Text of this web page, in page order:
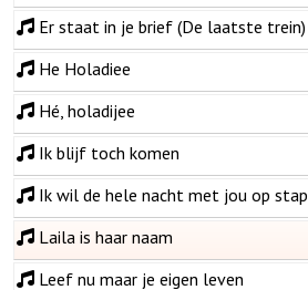
Er staat in je brief (De laatste trein)
He Holadiee
Hé, holadijee
Ik blijf toch komen
Ik wil de hele nacht met jou op stap
Laila is haar naam
Leef nu maar je eigen leven